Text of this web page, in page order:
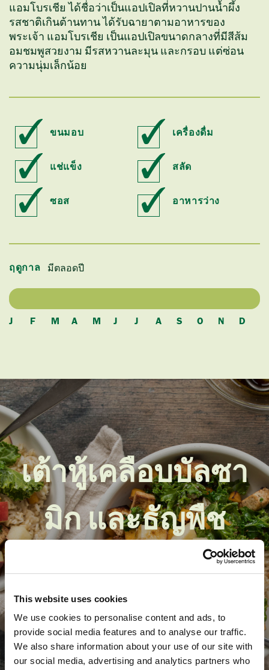
This website uses cookies
We use cookies to personalise content and ads, to
provide social media features and to analyse our traffic.
We also share information about your use of our site with
our social media, advertising and analytics partners who
แอมโบรเชีย ได้ชื่อว่าเป็นแอปเปิลที่หวานปานน้ำผึ้ง
รสชาติเกินต้านทาน ได้รับฉายาตามอาหารของ
พระเจ้า แอมโบรเชีย เป็นแอปเปิลขนาดกลางที่มีสีส้ม
อมชมพูสวยงาม มีรสหวานละมุน และกรอบ แต่ซ่อน
ความนุ่มเล็กน้อย
ขนมอบ เครื่องดื่ม
แช่แข็ง สลัด
ซอส อาหารว่าง
ฤดูกาล มีตลอดปี
J F M A M J J A S O N D
เต้าหู้เคลือบบัลซา
มิก และธัญพืช